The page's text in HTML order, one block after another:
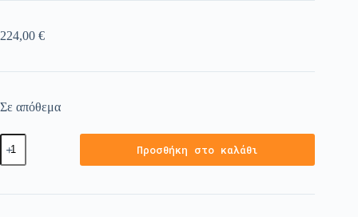
224,00 €
Σε απόθεμα
Προσθήκη στο καλάθι